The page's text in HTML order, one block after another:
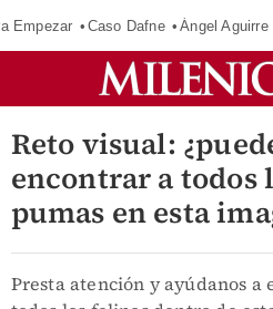
Empezar Caso Dafne Ángel Aguirre
Reto visual:
encontrar a todos
pumas en esta
Presta atención y ayúdanos a